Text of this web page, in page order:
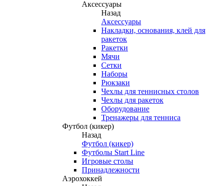
Аксессуары
Назад
Аксессуары
Накладки, основания, клей для
ракеток
Ракетки
Мячи
Сетки
Наборы
Рюкзаки
Чехлы для теннисных столов
Чехлы для ракеток
Оборудование
Тренажеры для тенниса
Футбол (кикер)
Назад
Футбол (кикер)
Футболы Start Line
Игровые столы
Принадлежности
Аэрохоккей